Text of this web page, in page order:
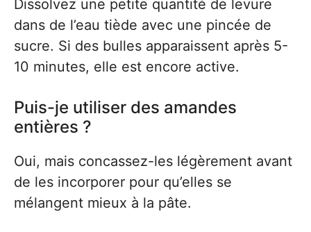
Dissolvez une petite quantité de levure
dans de l’eau tiède avec une pincée de
sucre. Si des bulles apparaissent après 5-
10 minutes, elle est encore active.
Puis-je utiliser des amandes
entières ?
Oui, mais concassez-les légèrement avant
de les incorporer pour qu’elles se
mélangent mieux à la pâte.